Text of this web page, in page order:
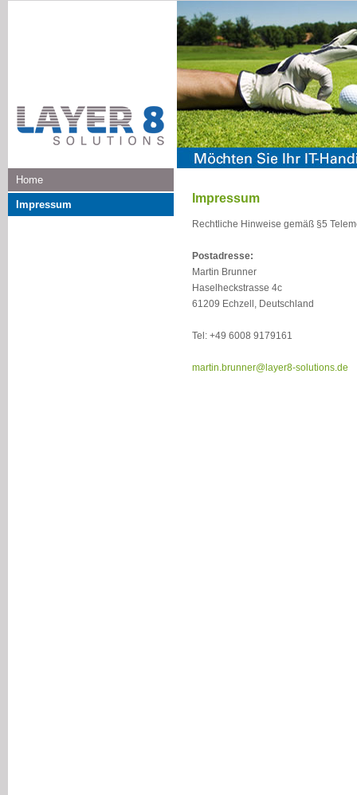
Home
Impressum Impressum
Rechtliche Hinweise gemäß §5
Postadresse:
Martin Brunner
Haselheckstrasse 4c
61209 Echzell, Deutschland
Tel: +49 6008 9179161
martin.brunner@layer8-solutions.de